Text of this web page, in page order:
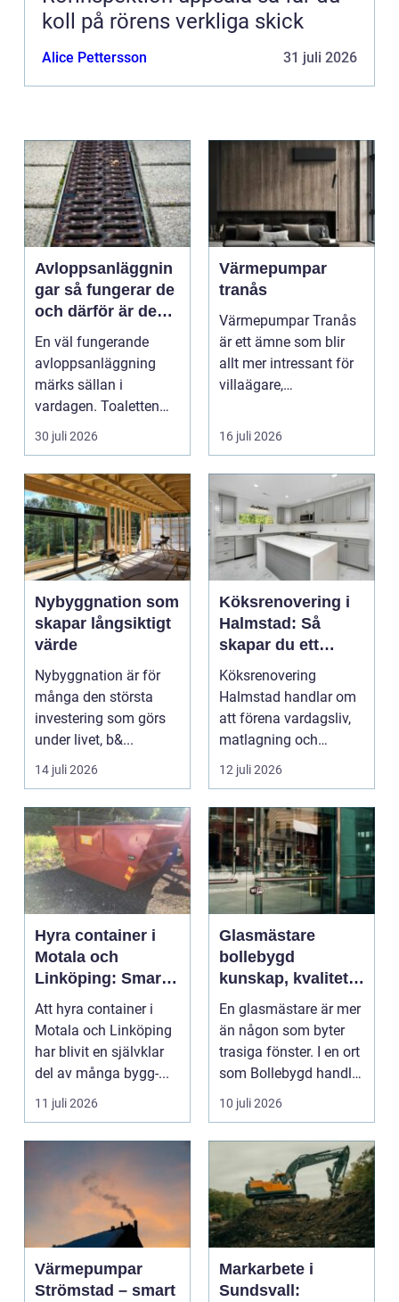
koll på rörens verkliga skick
Alice Pettersson 31 juli 2026
Avloppsanläggnin
gar så fungerar de
och därför är de
viktigare än många
tror
En väl fungerande
avloppsanläggning
märks sällan i
vardagen. Toaletten
spolas, vattnet rinner
undan ...
30 juli 2026
Värmepumpar
tranås
Värmepumpar Tranås
är ett ämne som blir
allt mer intressant för
villaägare,
o...
16 juli 2026
Nybyggnation som
skapar långsiktigt
värde
Nybyggnation är för
många den största
investering som görs
under livet, b&...
14 juli 2026
Köksrenovering i
Halmstad: Så
skapar du ett
funktionellt och
trivsamt kök
Köksrenovering
Halmstad handlar om
att förena vardagsliv,
matlagning och
umgänge i et...
12 juli 2026
Hyra container i
Motala och
Linköping: Smart
avfallshantering
för projekt i alla
storlekar
Att hyra container i
Motala och Linköping
har blivit en självklar
del av många bygg-...
11 juli 2026
Glasmästare
bollebygd
kunskap, kvalitet
och smarta
glaslösningar
En glasmästare är mer
än någon som byter
trasiga fönster. I en ort
som Bollebygd handlar
yrket lika ...
10 juli 2026
Värmepumpar
Strömstad – smart
Markarbete i
Sundsvall: